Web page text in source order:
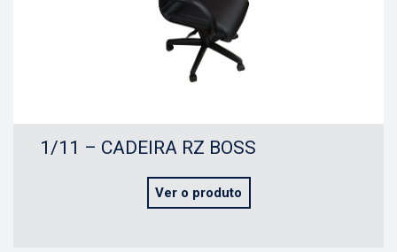
1/11 – CADEIRA RZ BOSS
Ver o produto